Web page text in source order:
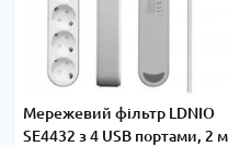
Мережевий фільтр LDNIO
SE4432 з 4 USB портами, 2 м